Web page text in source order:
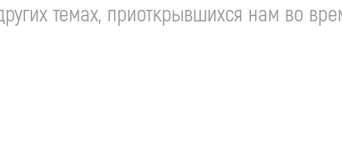
темах, приоткрывшихся нам во